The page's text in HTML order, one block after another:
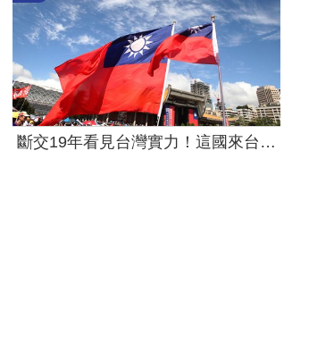
斷交19年看見台灣實力！這國來台尋找商機